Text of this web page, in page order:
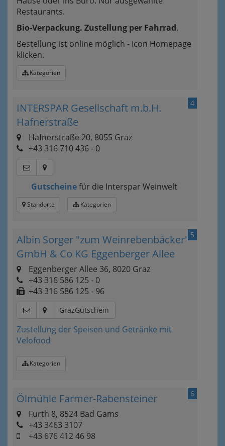
Restaurants.
Bio-Verpackung. Zustellung per Fahrrad.
Bestellung ist online möglich - Icon Homepage
klicken.
Kategorien
4
INTERSPAR Gesellschaft m.b.H.
Hafnerstraße
Hafnerstraße 20, 8055 Graz
+43 316 710 436 - 0
Gutscheinefür die Interspar Weinwelt
Standorte Kategorien
5
Albin Sorger "zum Weinrebenbäcker"
GmbH & Co KG Eggenberger Allee
Eggenberger Allee 36, 8020 Graz
+43 316 586 125 - 0
+43 316 586 125 - 96
GrazGutschein
Zustellung der Speisen und Getränke mit
Velofood
Kategorien
6
Ölmühle Farmer-Rabensteiner
Furth 8, 8524 Bad Gams
+43 3463 3107
+43 676 412 46 98